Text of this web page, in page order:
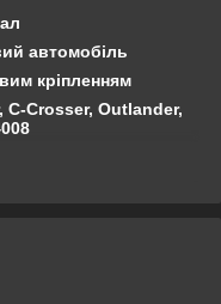
автомобіль
кріпленням
C-Crosser, Outlander,